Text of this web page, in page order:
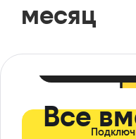
месяц
Все